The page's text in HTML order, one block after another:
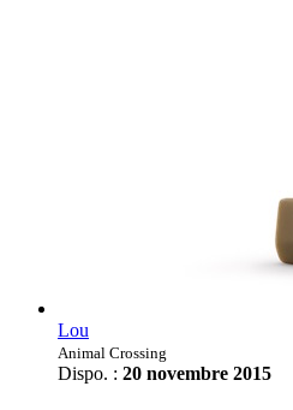
Lou
Animal Crossing
Dispo. : 20 novembre 2015